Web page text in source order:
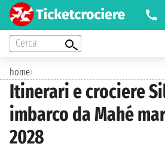
Cerca
home›
Itinerari e crociere
imbarco da Mahé
2028